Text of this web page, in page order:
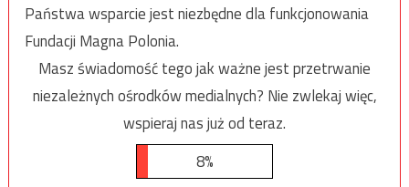
Państwa wsparcie jest niezbędne dla funkcjonowania
Fundacji Magna Polonia.
Masz świadomość tego jak ważne jest przetrwanie
niezależnych ośrodków medialnych? Nie zwlekaj więc,
wspieraj nas już od teraz.
8%